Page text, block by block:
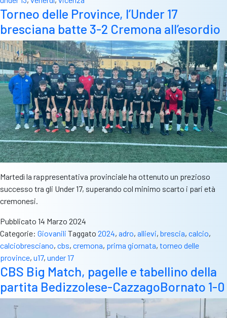
Torneo delle Province, l’Under 17
bresciana batte 3-2 Cremona all’esordio
Martedì la rappresentativa provinciale ha ottenuto un prezioso
successo tra gli Under 17, superando col minimo scarto i pari età
cremonesi.
Pubblicato 14 Marzo 2024
Categorie: Giovanili Taggato 2024, adro, allievi, brescia, calcio,
calciobresciano, cbs, cremona, prima giornata, torneo delle
province, u17, under 17
CBS Big Match, pagelle e tabellino della
partita Bedizzolese-CazzagoBornato 1-0